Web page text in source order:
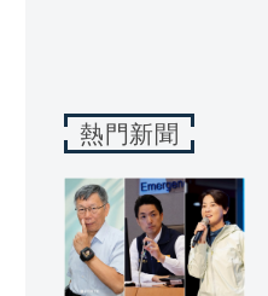
熱門新聞